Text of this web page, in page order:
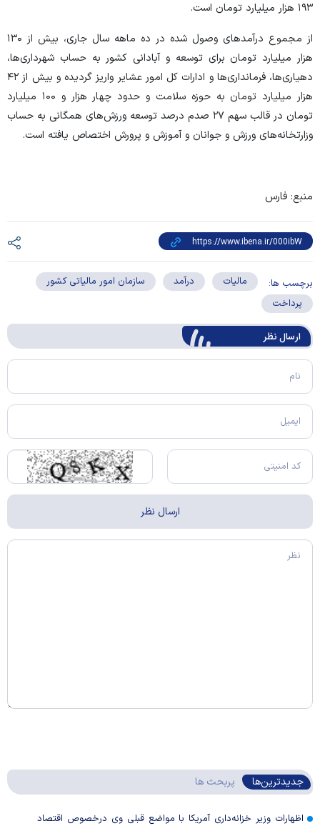
۱۹۳ هزار میلیارد تومان است.
از مجموع درآمد‌های وصول شده در ده ماهه سال جاری، بیش از ۱۳۰
هزار میلیارد تومان برای توسعه و آبادانی کشور به حساب شهرداری‏‌ها،
دهیاری‌ها، فرمانداری‌‏ها و ادارات کل امور عشایر واریز گردیده و بیش از ۴۲
هزار میلیارد تومان به حوزه سلامت و حدود چهار هزار و ۱۰۰ میلیارد
تومان در قالب سهم ۲۷ صدم درصد توسعه ورزش‌‏های همگانی به حساب
وزارتخانه‏‌های ورزش و جوانان و آموزش و پرورش اختصاص یافته است.
منبع: فارس
برچسب ها: مالیات درآمد
سازمان امور مالیاتی کشور
پرداخت
ارسال‌ نظر
جدیدترین‌ها پربحث ها
اظهارات وزیر خزانه‌داری آمریکا با مواضع قبلی وی درخصوص اقتصاد